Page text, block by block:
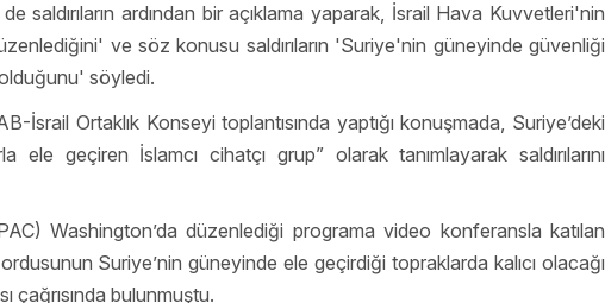
saldırıların ardından bir açıklama yaparak, İsrail Hava Kuvvetleri'nin
ve söz konusu saldırıların 'Suriye'nin güneyinde güvenliği
söyledi.
İsrail Ortaklık Konseyi toplantısında yaptığı konuşmada, Suriye’deki
ele geçiren İslamcı cihatçı grup” olarak tanımlayarak saldırılarını
Washington’da düzenlediği programa video konferansla katılan
Suriye’nin güneyinde ele geçirdiği topraklarda kalıcı olacağı
çağrısında bulunmuştu.